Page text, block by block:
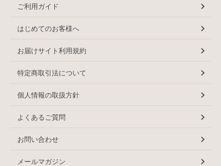
ご利用ガイド
はじめてのお客様へ
お届けサイト利用規約
特定商取引法について
個人情報の取扱方針
よくあるご質問
お問い合わせ
メールマガジン